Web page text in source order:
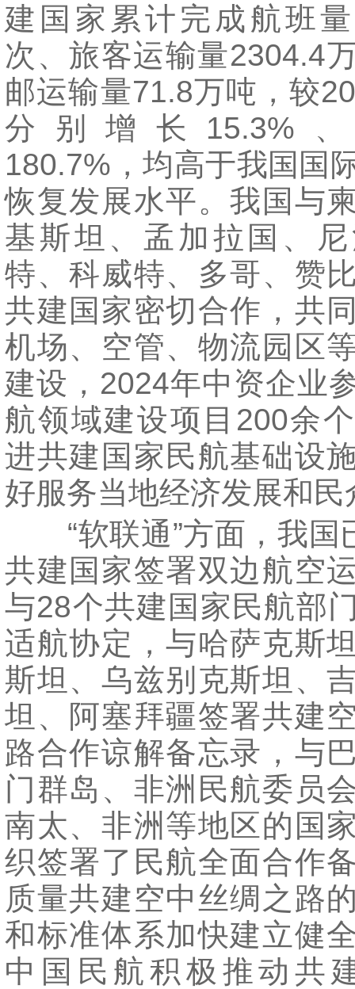
建国家累计完成航班
次、旅客运输量2304.4
邮运输量71.8万吨，较
分别增长15.3%、
180.7%，均高于我国国
恢复发展水平。我国与
基斯坦、孟加拉国、
特、科威特、多哥、赞
共建国家密切合作，共
机场、空管、物流园区
建设，2024年中资企业
航领域建设项目200余
进共建国家民航基础设
好服务当地经济发展和民
“软联通”方面，我国
共建国家签署双边航空
与28个共建国家民航部
适航协定，与哈萨克斯
斯坦、乌兹别克斯坦、
坦、阿塞拜疆签署共建
路合作谅解备忘录，与
门群岛、非洲民航委员
南太、非洲等地区的国
织签署了民航全面合作
质量共建空中丝绸之路
和标准体系加快建立健
中国民航积极推动共